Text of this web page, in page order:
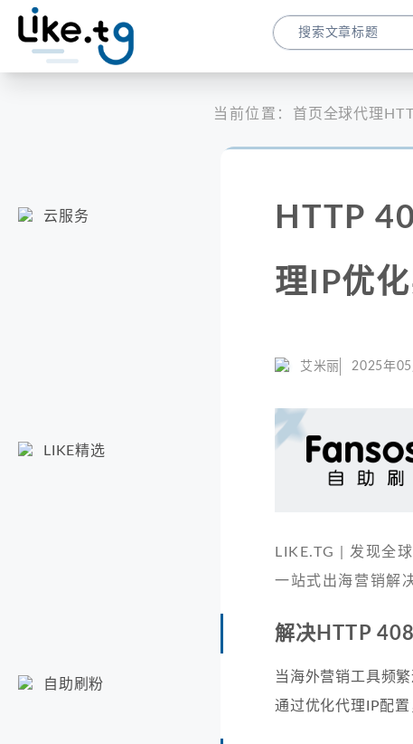
云服务
LIKE精选
自助刷粉
当前位置： 首页全球代理
HTTP
理IP优
艾米丽 2025年05
LIKE.TG | 发现全
一站式出海营销解
解决HTTP
当海外营销工具频
通过优化代理IP配